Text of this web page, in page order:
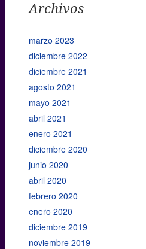
Archivos
marzo 2023
diciembre 2022
diciembre 2021
agosto 2021
mayo 2021
abril 2021
enero 2021
diciembre 2020
junio 2020
abril 2020
febrero 2020
enero 2020
diciembre 2019
noviembre 2019